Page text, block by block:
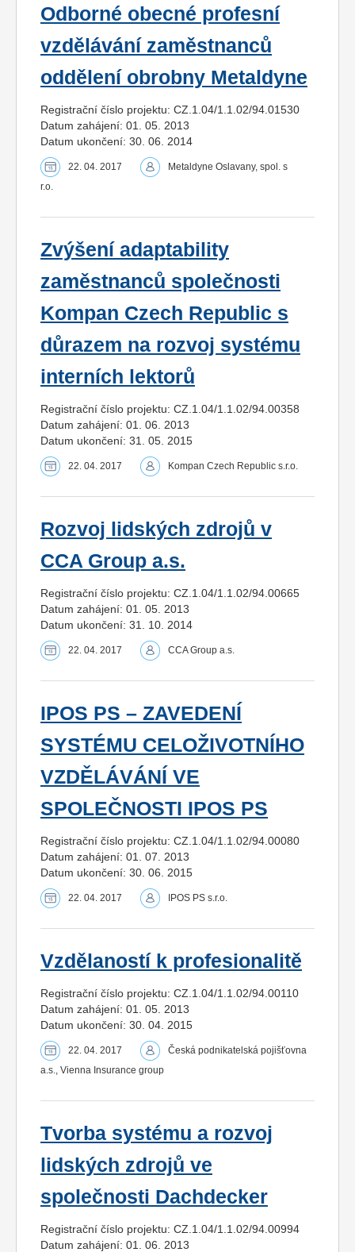
Odborné obecné profesní
vzdělávání zaměstnanců
oddělení obrobny Metaldyne
Registrační číslo projektu: CZ.1.04/1.1.02/94.01530
Datum zahájení: 01. 05. 2013
Datum ukončení: 30. 06. 2014
22. 04. 2017
Metaldyne Oslavany, spol. s
r.o.
Zvýšení adaptability
zaměstnanců společnosti
Kompan Czech Republic s
důrazem na rozvoj systému
interních lektorů
Registrační číslo projektu: CZ.1.04/1.1.02/94.00358
Datum zahájení: 01. 06. 2013
Datum ukončení: 31. 05. 2015
22. 04. 2017 Kompan Czech Republic s.r.o.
Rozvoj lidských zdrojů v
CCA Group a.s.
Registrační číslo projektu: CZ.1.04/1.1.02/94.00665
Datum zahájení: 01. 05. 2013
Datum ukončení: 31. 10. 2014
22. 04. 2017 CCA Group a.s.
IPOS PS – ZAVEDENÍ
SYSTÉMU CELOŽIVOTNÍHO
VZDĚLÁVÁNÍ VE
SPOLEČNOSTI IPOS PS
Registrační číslo projektu: CZ.1.04/1.1.02/94.00080
Datum zahájení: 01. 07. 2013
Datum ukončení: 30. 06. 2015
22. 04. 2017 IPOS PS s.r.o.
Vzdělaností k profesionalitě
Registrační číslo projektu: CZ.1.04/1.1.02/94.00110
Datum zahájení: 01. 05. 2013
Datum ukončení: 30. 04. 2015
22. 04. 2017
Česká podnikatelská pojišťovna
a.s., Vienna Insurance group
Tvorba systému a rozvoj
lidských zdrojů ve
společnosti Dachdecker
Registrační číslo projektu: CZ.1.04/1.1.02/94.00994
Datum zahájení: 01. 06. 2013